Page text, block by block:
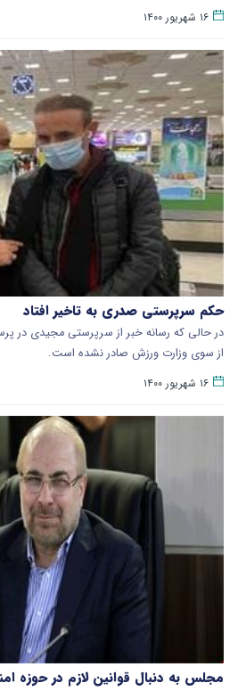
۱۶ شهریور ۱۴۰۰
حکم سرپرستی صدری به تاخیر افتاد
در حالی که رسانه خبر از سرپرستی مجیدی در
از سوی وزارت ورزش صادر نشده است.
۱۶ شهریور ۱۴۰۰
مجلس به دنبال قوانین لازم در حوزه